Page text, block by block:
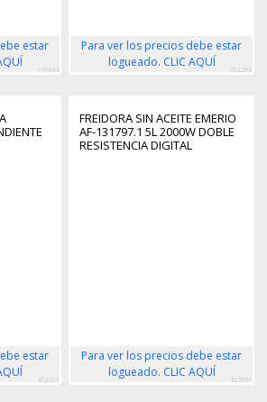
estar
166344
Para ver los precios debe estar
logueado. CLIC AQUÍ
302283
estar
302216
FREIDORA SIN ACEITE EMERIO
AF-131797.1 5L 2000W DOBLE
RESISTENCIA DIGITAL
Para ver los precios debe estar
logueado. CLIC AQUÍ
327931